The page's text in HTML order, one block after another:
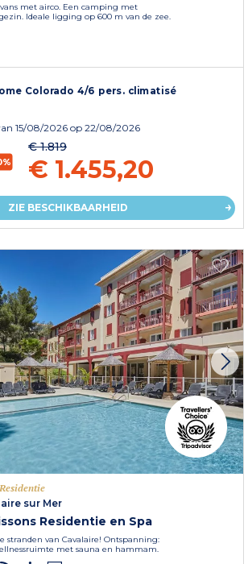
met airco. Een camping met
Ideale ligging op 600 m van de zee.
Colorado 4/6 pers. climatisé
15/08/2026 op 22/08/2026
€ 1.819
€ 1.455,20
ZIE BESCHIKBAARHEID
sur Mer
Residentie en Spa
stranden van Cavalaire! Ontspanning:
met sauna en hammam.